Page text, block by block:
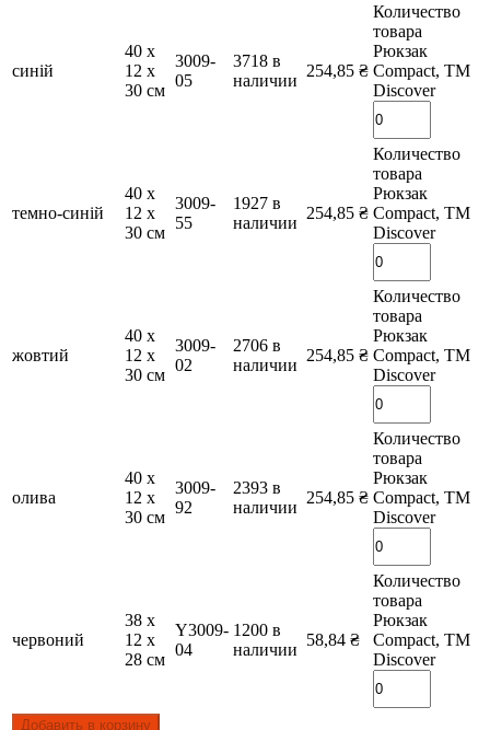
синій
40 х
12 х
30 см
3009-
05
3718 в
наличии
254,85 ₴
Количество
товара
Рюкзак
Compact, TM
Discover
темно-синій
40 х
12 х
30 см
3009-
55
1927 в
наличии
254,85 ₴
Количество
товара
Рюкзак
Compact, TM
Discover
жовтий
40 х
12 х
30 см
3009-
02
2706 в
наличии
254,85 ₴
Количество
товара
Рюкзак
Compact, TM
Discover
олива
40 х
12 х
30 см
3009-
92
2393 в
наличии
254,85 ₴
Количество
товара
Рюкзак
Compact, TM
Discover
червоний
38 х
12 х
28 см
Y3009-
04
1200 в
наличии
58,84 ₴
Количество
товара
Рюкзак
Compact, TM
Discover
Добавить в корзину